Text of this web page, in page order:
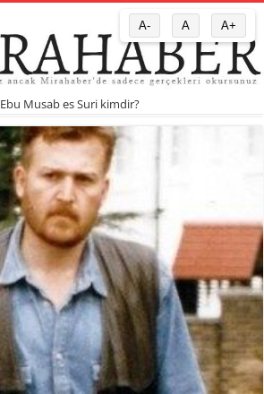
Ebu Musab es Suri kimdir?
A- A A+